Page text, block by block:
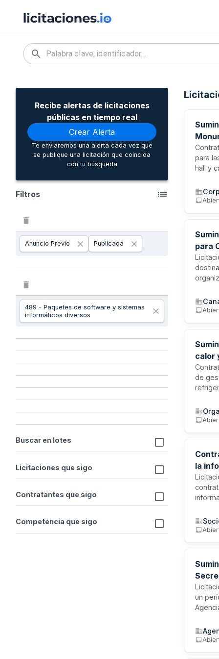
Recibe alertas de licitaciones
públicas en tiempo real
Crear Alerta
Te enviaremos una alerta cada vez que
se publique una licitación que coincida
con tu búsqueda
Filtros
Anuncio Previo Publicada
489 - Paquetes de software y sistemas
informáticos diversos
Buscar en lotes
Licitaciones que sigo
Contratantes que sigo
Competencia que sigo
para
hall y
para
calor
de
la
tiene
cuatro
un